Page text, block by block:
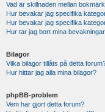
Vad är skillnaden mellan
Hur bevakar jag specifika
Hur bevakar jag specifika
Hur tar jag bort mina
Bilagor
Vilka bilagor tillåts på detta
Hur hittar jag alla mina bilagor?
phpBB-problem
Vem har gjort detta forum?